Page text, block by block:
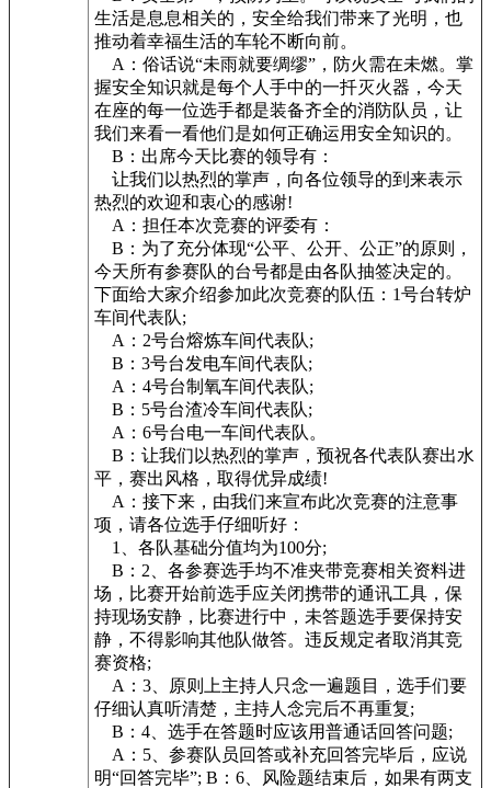
生活是息息相关的，安全给我们带来了光明，也
推动着幸福生活的车轮不断向前。
A：俗话说“未雨就要绸缪”，防火需在未燃。掌
握安全知识就是每个人手中的一扦灭火器，今天
在座的每一位选手都是装备齐全的消防队员，让
我们来看一看他们是如何正确运用安全知识的。
B：出席今天比赛的领导有：
让我们以热烈的掌声，向各位领导的到来表示
热烈的欢迎和衷心的感谢!
A：担任本次竞赛的评委有：
B：为了充分体现“公平、公开、公正”的原则，
今天所有参赛队的台号都是由各队抽签决定的。
下面给大家介绍参加此次竞赛的队伍：1号台转炉
车间代表队;
A：2号台熔炼车间代表队;
B：3号台发电车间代表队;
A：4号台制氧车间代表队;
B：5号台渣冷车间代表队;
A：6号台电一车间代表队。
B：让我们以热烈的掌声，预祝各代表队赛出水
平，赛出风格，取得优异成绩!
A：接下来，由我们来宣布此次竞赛的注意事
项，请各位选手仔细听好：
1、各队基础分值均为100分;
B：2、各参赛选手均不准夹带竞赛相关资料进
场，比赛开始前选手应关闭携带的通讯工具，保
持现场安静，比赛进行中，未答题选手要保持安
静，不得影响其他队做答。违反规定者取消其竞
赛资格;
A：3、原则上主持人只念一遍题目，选手们要
仔细认真听清楚，主持人念完后不再重复;
B：4、选手在答题时应该用普通话回答问题;
A：5、参赛队员回答或补充回答完毕后，应说
明“回答完毕”; B：6、风险题结束后，如果有两支